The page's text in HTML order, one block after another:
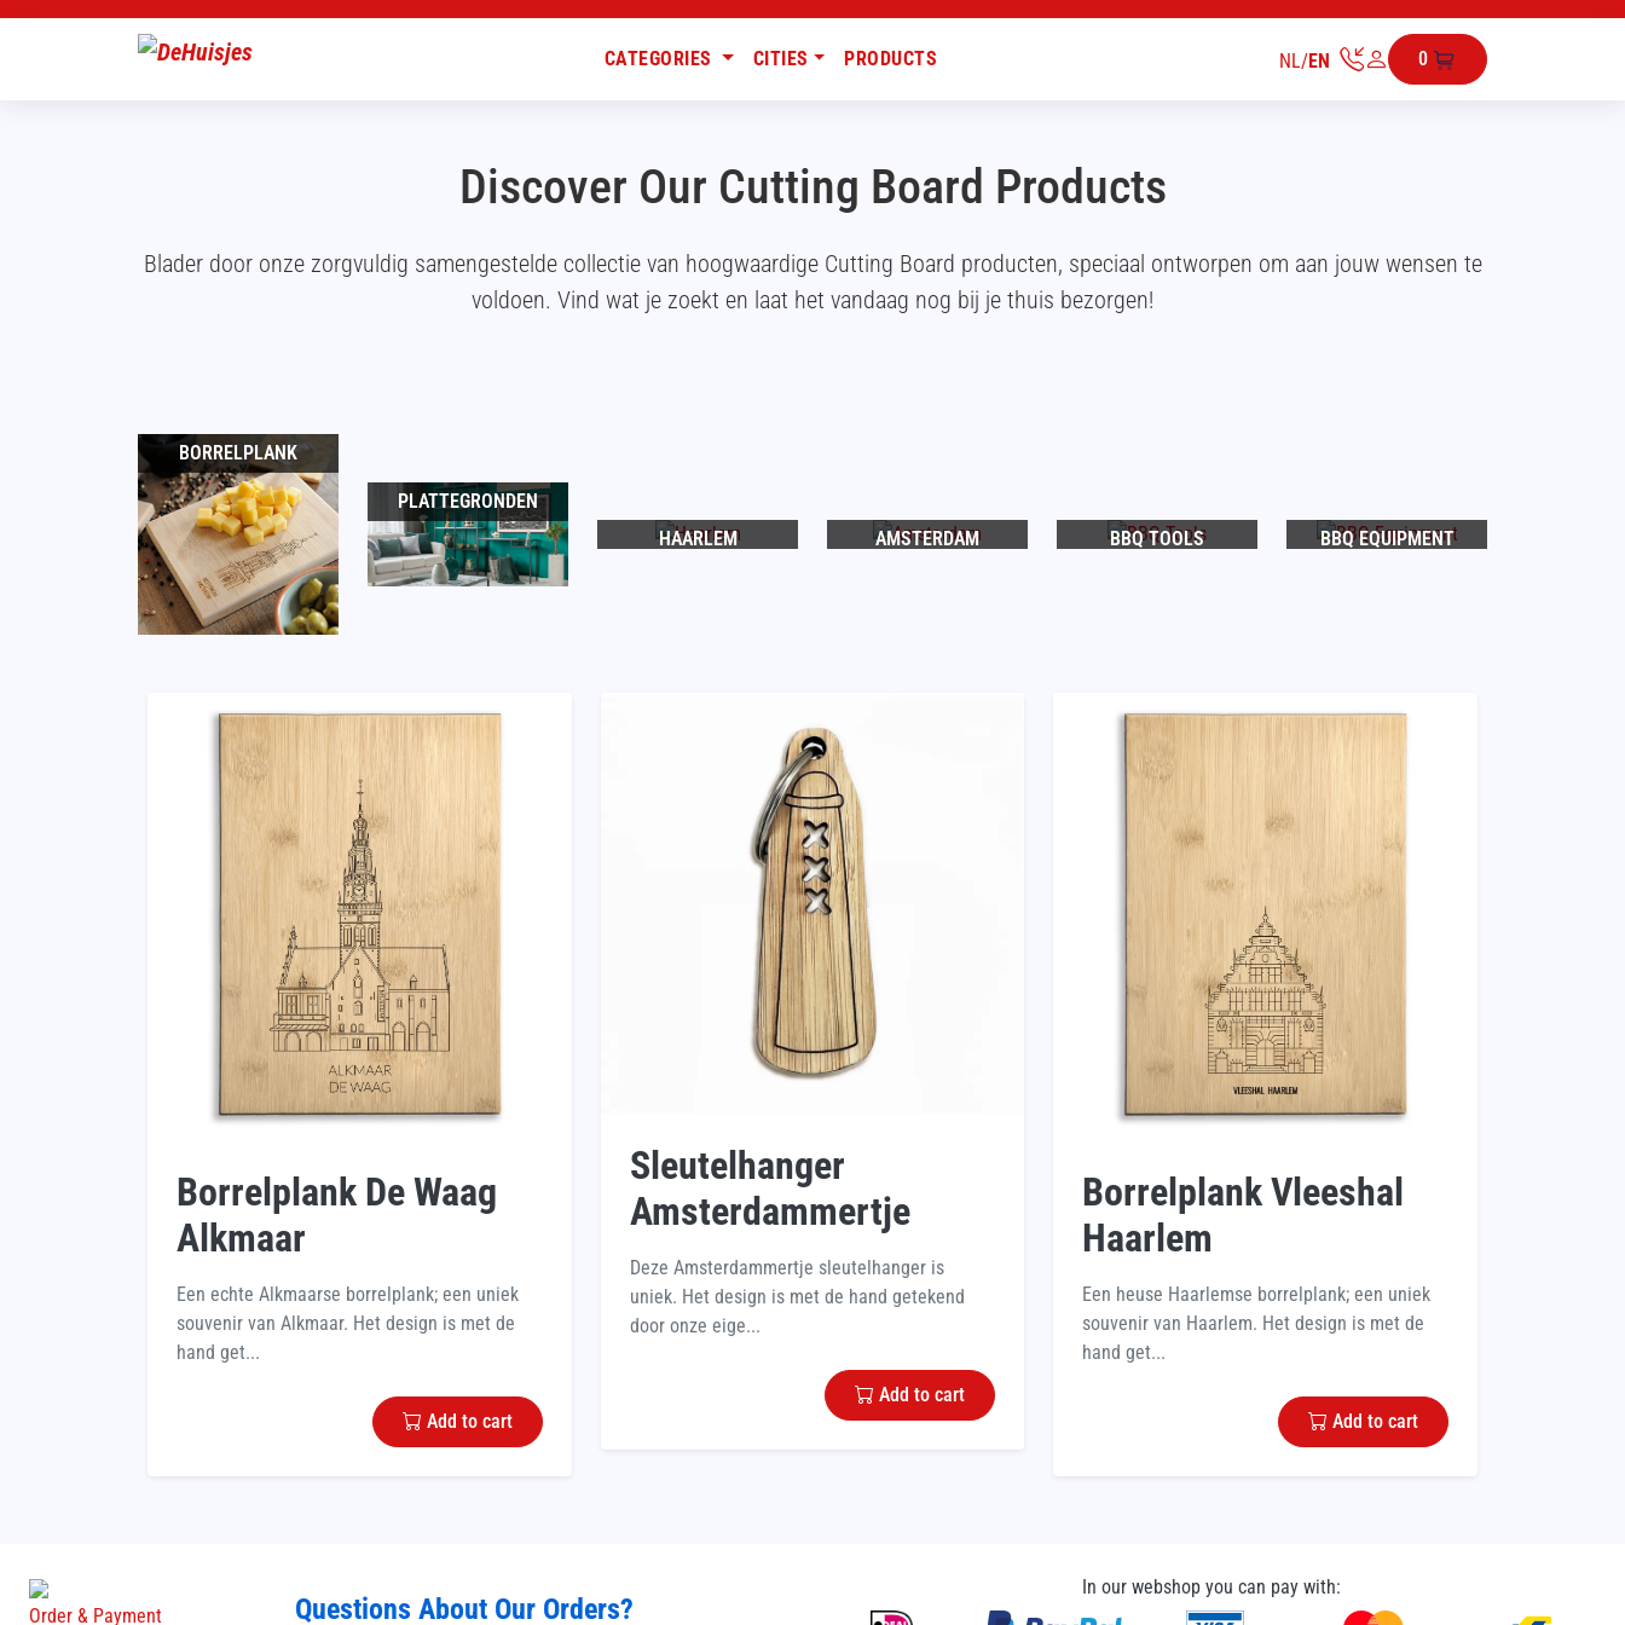
CATEGORIES CITIES PRODUCTS NL/EN 0
Discover Our Cutting Board Products
Blader door onze zorgvuldig samengestelde collectie van hoogwaardige Cutting Board producten, speciaal ontworpen om aan jouw wensen te
voldoen. Vind wat je zoekt en laat het vandaag nog bij je thuis bezorgen!
BORRELPLANK
PLATTEGRONDEN
HAARLEM
AMSTERDAM BBQ TOOLS BBQ EQUIPMENT
Borrelplank De Waag
Alkmaar
Een echte Alkmaarse borrelplank; een uniek
souvenir van Alkmaar. Het design is met de
hand get...
Add to cart
Sleutelhanger
Amsterdammertje
Deze Amsterdammertje sleutelhanger is
uniek. Het design is met de hand getekend
door onze eige...
Add to cart
Borrelplank Vleeshal
Haarlem
Een heuse Haarlemse borrelplank; een uniek
souvenir van Haarlem. Het design is met de
hand get...
Add to cart
Order & Payment Questions About Our Orders?
In our webshop you can pay with: